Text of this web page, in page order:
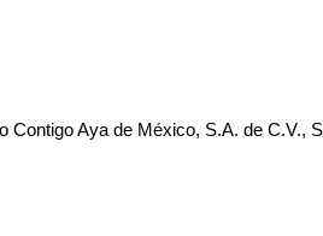
Contigo Aya de México, S.A. de C.V.,